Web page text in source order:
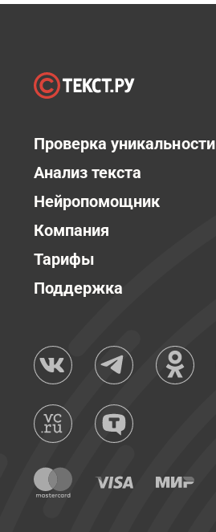
Проверка уникальности
Анализ текста
Нейропомощник
Компания
Тарифы
Поддержка